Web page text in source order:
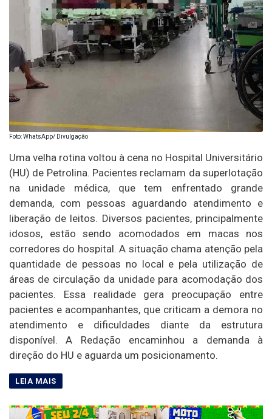
Foto: WhatsApp/ Divulgação
Uma velha rotina voltou à cena no Hospital Universitário
(HU) de Petrolina. Pacientes reclamam da superlotação
na unidade médica, que tem enfrentado grande
demanda, com pessoas aguardando atendimento e
liberação de leitos. Diversos pacientes, principalmente
idosos, estão sendo acomodados em macas nos
corredores do hospital. A situação chama atenção pela
quantidade de pessoas no local e pela utilização de
áreas de circulação da unidade para acomodação dos
pacientes. Essa realidade gera preocupação entre
pacientes e acompanhantes, que criticam a demora no
atendimento e dificuldades diante da estrutura
disponível. A Redação encaminhou a demanda à
direção do HU e aguarda um posicionamento.